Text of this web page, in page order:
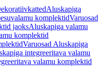
Aluskapiga
komplektidVaruosad
jaoksAluskapiga valamu
komplektid
Varuosad Aluskapiga
integreeritava valamu
valamu komplektid